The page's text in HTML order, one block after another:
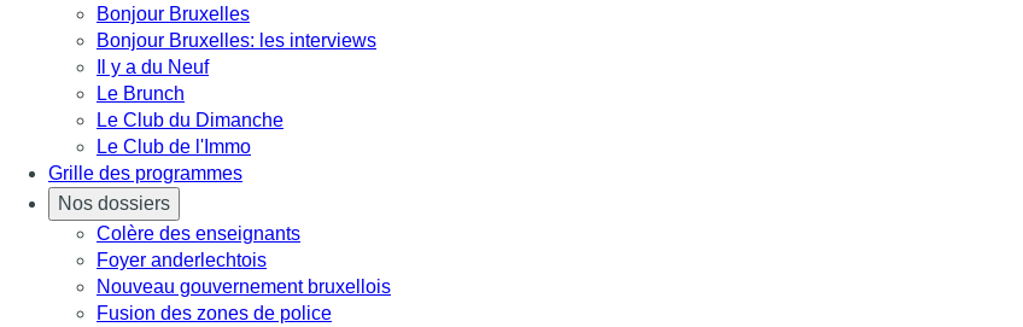
Bonjour Bruxelles
Bonjour Bruxelles: les interviews
Il y a du Neuf
Le Brunch
Le Club du Dimanche
Le Club de l'Immo
Grille des programmes
Nos dossiers
Colère des enseignants
Foyer anderlechtois
Nouveau gouvernement bruxellois
Fusion des zones de police